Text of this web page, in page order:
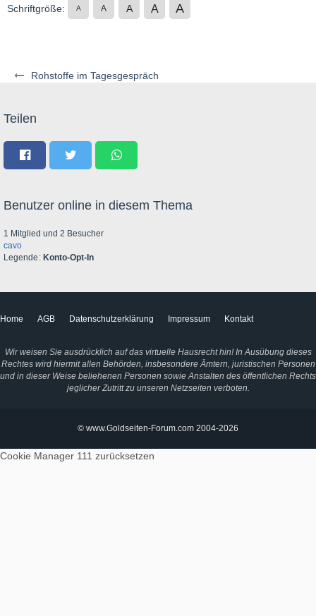
Rohstoffe im Tagesgespräch
Schriftgröße: A A A A A
Teilen
Benutzer online in diesem Thema
1 Mitglied und 2 Besucher
cavo
Legende
Konto-Opt-In
Home AGB Datenschutzerklärung Impressum Kontakt
Wir weisen Sie ausdrücklich auf das virtuelle Hausrecht hin! In Ausübung dieses
Rechtes wird hiermit allen Behörden, insbesondere Ämtern, juristischen Personen
und in dieser Weise beliehenen Personen sowie Anstalten des öffentlichen Rechts
jeglicher Zutritt zu unseren Netzseiten verboten.
© www.Goldseiten-Forum.com 2004-2026
Cookie Manager 111 zurücksetzen